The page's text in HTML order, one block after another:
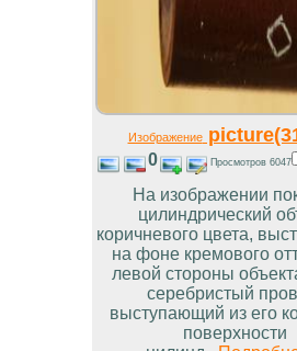
Изображение
0 Просмотров 6047
На изображении
цилиндрический
коричневого цвета,
на фоне кремового
левой стороны
серебристый
выступающий из его
поверхности